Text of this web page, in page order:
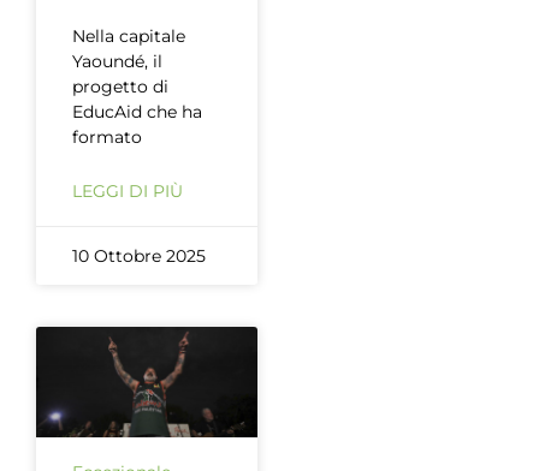
Nella capitale
Yaoundé, il
progetto di
EducAid che ha
formato
LEGGI DI PIÙ
10 Ottobre 2025